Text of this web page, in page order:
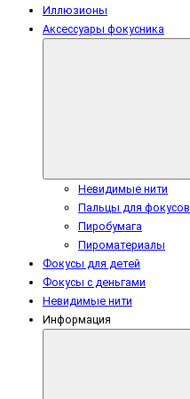
Иллюзионы
Аксессуары фокусника
Невидимые нити
Пальцы для фокусов
Пиробумага
Пироматериалы
Фокусы для детей
Фокусы с деньгами
Невидимые нити
Информация